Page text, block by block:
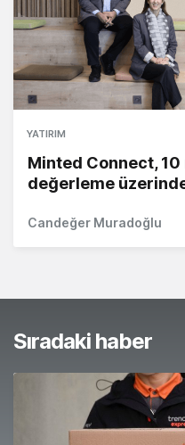
YATIRIM
Minted Connect,
değerleme
Candeğer Muradoğlu
Sıradaki haber